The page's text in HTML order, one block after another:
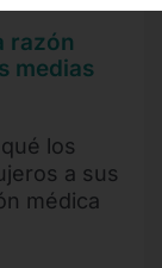
razón
medias
los
a sus
médica